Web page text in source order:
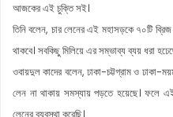
আজকের এই চুক্তি সই।
তিনি বলেন, চার লেনের এই মহাসড়কে ৭০টি
থাকবে। সবকিছু মিলিয়ে এর সম্ভাব্য ব্যয় ধরা
ওবায়দুল কাদের বলেন, ঢাকা-চট্টগ্রাম ও ঢাকা-
লেন না থাকায় সমস্যায় পড়তে হয়েছে। ফলে